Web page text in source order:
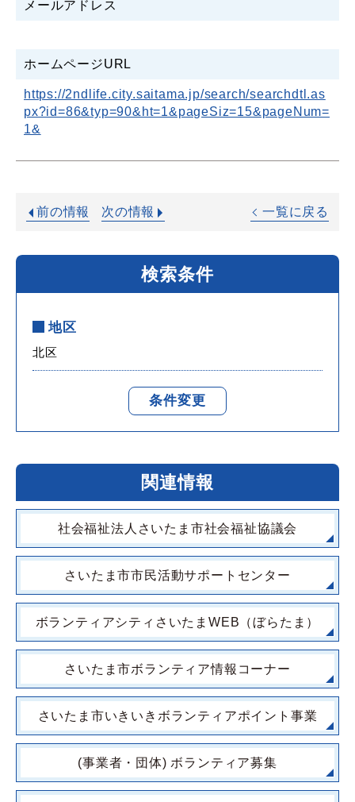
メールアドレス
ホームページURL
https://2ndlife.city.saitama.jp/search/searchdtl.as
px?id=86&typ=90&ht=1&pageSiz=15&pageNum=
1&
前の情報 次の情報 一覧に戻る
検索条件
地区
北区
条件変更
関連情報
社会福祉法人さいたま市社会福祉協議会
さいたま市市民活動サポートセンター
ボランティアシティさいたまWEB（ぼらたま）
さいたま市ボランティア情報コーナー
さいたま市いきいきボランティアポイント事業
(事業者・団体) ボランティア募集